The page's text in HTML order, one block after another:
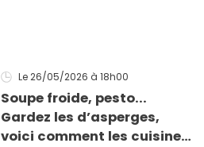
Le 26/05/2026 à 18h00
Soupe froide, pesto...
Gardez les d’asperges,
voici comment les cuisiner